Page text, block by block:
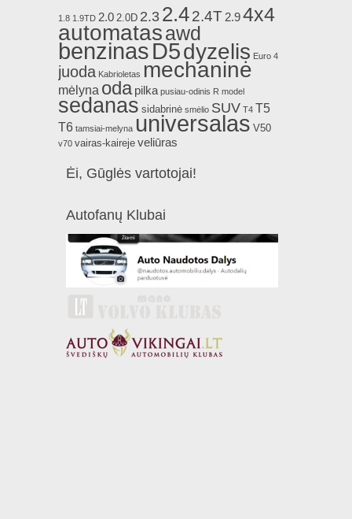
1.8 1.9TD 2.0 2.0D 2.3 2.42.4T 2.94x4
automatasawd
benzinasD5dyzelis Euro 4
juoda Kabrioletas mechaninė
mėlyna oda pilka pusiau-odinis R model
sedanas sidabrinė smėlio SUV T4 T5
T6 tamsiai-melyna universalas V50
v70 vairas-kaireje veliūras
Ėi, Gūglės vartotojai!
Autofanų Klubai